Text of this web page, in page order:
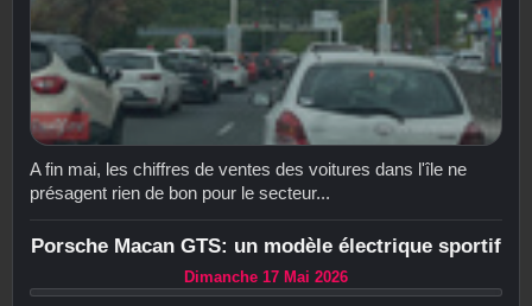
A fin mai, les chiffres de ventes des voitures dans l'île ne
présagent rien de bon pour le secteur...
Porsche Macan GTS: un modèle électrique sportif
Dimanche 17 Mai 2026